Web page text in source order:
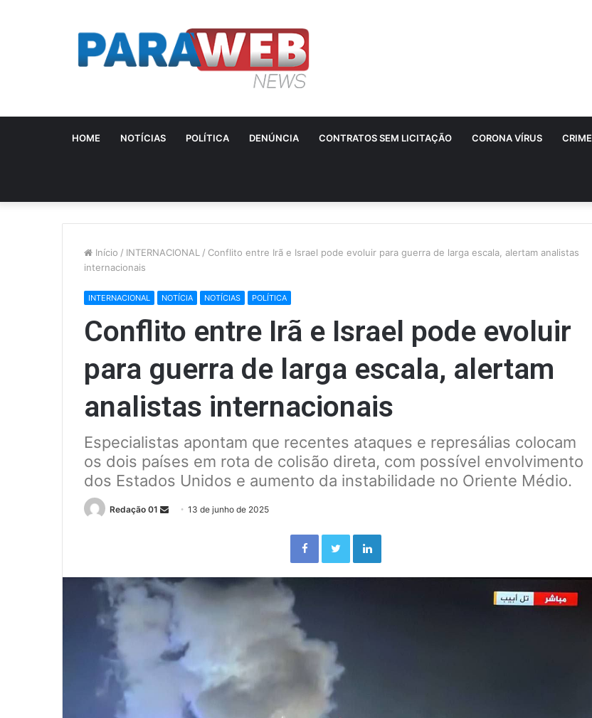
HOME NOTÍCIAS POLÍTICA DENÚNCIA CONTRATOS SEM LICITAÇÃO CORONA VÍRUS CRIME
Início / INTERNACIONAL / Conflito entre Irã e Israel pode evoluir para guerra de larga escala, alertam analistas
internacionais
INTERNACIONAL NOTÍCIA NOTÍCIAS POLÍTICA
Conflito entre Irã e Israel pode evoluir
para guerra de larga escala, alertam
analistas internacionais
Especialistas apontam que recentes ataques e represálias colocam
os dois países em rota de colisão direta, com possível envolvimento
dos Estados Unidos e aumento da instabilidade no Oriente Médio.
Redação 01
Send13 de junho de 2025
FacebookTwitterLinkedin